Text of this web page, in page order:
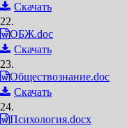
Скачать
22.
ОБЖ.doc
Скачать
23.
Обществознание.doc
Скачать
24.
Психология.docx